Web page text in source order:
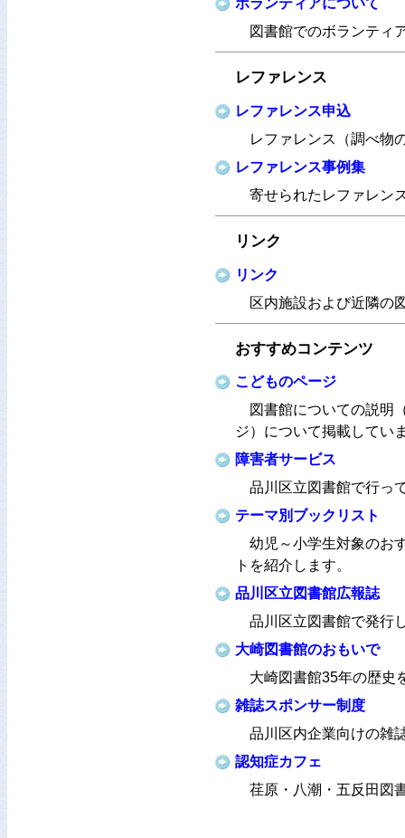
ボランティアについて
図書館でのボランティ
レファレンス
レファレンス申込
レファレンス（調べ物
レファレンス事例集
寄せられたレファレン
リンク
リンク
区内施設および近隣の
おすすめコンテンツ
こどものページ
図書館についての説明
ジ）について掲載してい
障害者サービス
品川区立図書館で行っ
テーマ別ブックリスト
幼児～小学生対象のお
トを紹介します。
品川区立図書館広報誌
品川区立図書館で発行
大崎図書館のおもいで
大崎図書館35年の歴史
雑誌スポンサー制度
品川区内企業向けの雑
認知症カフェ
荏原・八潮・五反田図